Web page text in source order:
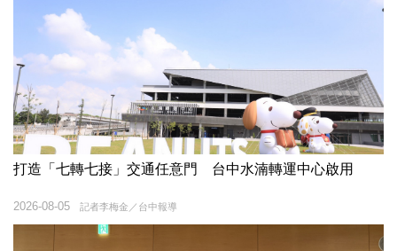
打造「七轉七接」交通任意門 台中水湳轉運中心啟用
記者李梅金／台中報導
2026-08-05